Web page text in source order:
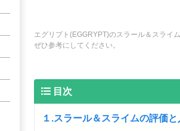
エグリプト(EGGRYPT)のスラール＆スライ
ぜひ参考にしてください。
目次
１.スラール＆スライムの評価